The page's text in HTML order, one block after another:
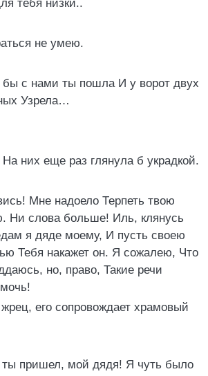
тебя низки..
не умею.
бы с нами ты пошла И у ворот двух
Узрела…
них еще раз глянула б украдкой.
Мне надоело Терпеть твою
Ни слова больше! Иль, клянусь
я дяде моему, И пусть своею
Тебя накажет он. Я сожалею, Что
но, право, Такие речи
его сопровождает храмовый
ты пришел, мой дядя! Я чуть было